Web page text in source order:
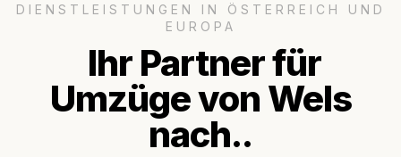
DIENSTLEISTUNGEN IN ÖSTERREICH UND
EUROPA
Ihr Partner für
Umzüge von Wels
nach..